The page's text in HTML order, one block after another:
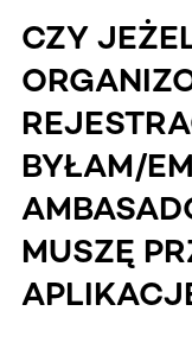
CZY
BYŁAM/EM
MUSZĘ